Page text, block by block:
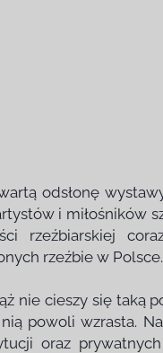
odsłonę
i miłośników
rzeźbiarskiej
rzeźbie w Polsce.
nie cieszy się taką
powoli wzrasta.
oraz